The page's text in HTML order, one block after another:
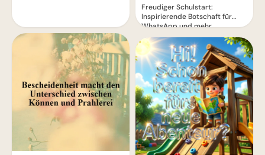
Freudiger Schulstart:
Inspirierende Botschaft für
WhatsApp und mehr